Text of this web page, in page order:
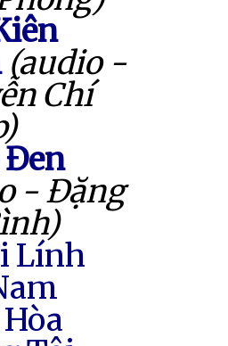
(audio -
Chí
- Đặng
Lính